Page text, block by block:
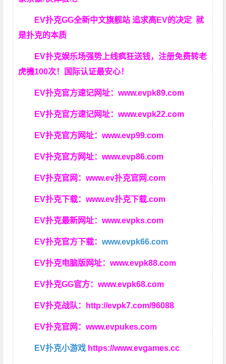
EV扑克GG全新中文旗舰站 追求高EV的决定就
是扑克的本质
EV扑克娱乐场强势上线疯狂送钱，注册免费转老
虎機100次！国际认证最安心！
EV扑克官方速记网址：www.evpk89.com
EV扑克官方速记网址：www.evpk22.com
EV扑克官方网址：www.evp99.com
EV扑克官方网址：www.evp86.com
EV扑克官网：www.ev扑克官网.com
EV扑克下载：www.ev扑克下载.com
EV扑克最新网址：www.evpks.com
EV扑克官方下载：www.evpk66.com
EV扑克电脑版网址：www.evpk88.com
EV扑克GG官方：www.evpk68.com
EV扑克战队： http://evpk7.com/96088
EV扑克官网：www.evpukes.com
EV扑克小游戏 https://www.evgames.cc